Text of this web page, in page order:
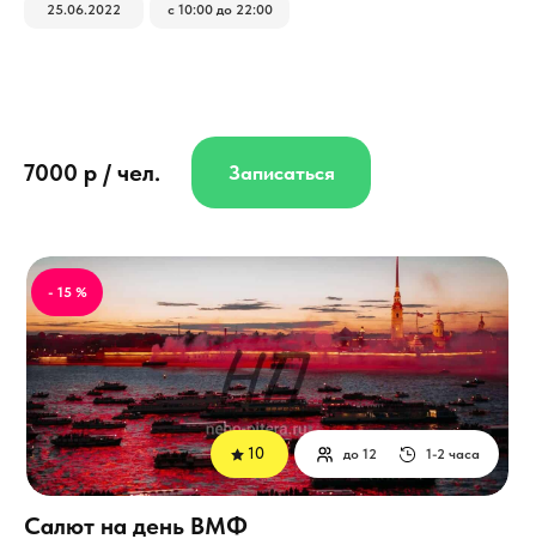
7000 р / чел.
25.06.2022 с 10:00 до 22:00
Записаться
1-2 часа
до 12
- 15 %
Салют на день ВМФ
10